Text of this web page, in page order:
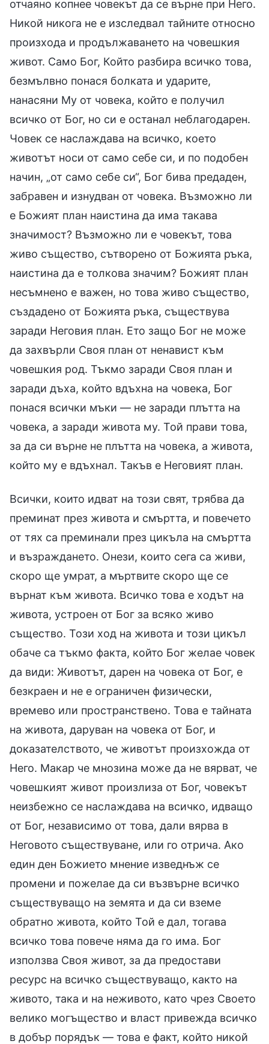
отчаяно копнее човекът да се върне при Него.
Никой никога не е изследвал тайните относно
произхода и продължаването на човешкия
живот. Само Бог, Който разбира всичко това,
безмълвно понася болката и ударите,
нанасяни Му от човека, който е получил
всичко от Бог, но си е останал неблагодарен.
Човек се наслаждава на всичко, което
животът носи от само себе си, и по подобен
начин, „от само себе си“, Бог бива предаден,
забравен и изнудван от човека. Възможно ли
е Божият план наистина да има такава
значимост? Възможно ли е човекът, това
живо същество, сътворено от Божията ръка,
наистина да е толкова значим? Божият план
несъмнено е важен, но това живо същество,
създадено от Божията ръка, съществува
заради Неговия план. Ето защо Бог не може
да захвърли Своя план от ненавист към
човешкия род. Тъкмо заради Своя план и
заради дъха, който вдъхна на човека, Бог
понася всички мъки — не заради плътта на
човека, а заради живота му. Той прави това,
за да си върне не плътта на човека, а живота,
който му е вдъхнал. Такъв е Неговият план.
Всички, които идват на този свят, трябва да
преминат през живота и смъртта, и повечето
от тях са преминали през цикъла на смъртта
и възраждането. Онези, които сега са живи,
скоро ще умрат, а мъртвите скоро ще се
върнат към живота. Всичко това е ходът на
живота, устроен от Бог за всяко живо
същество. Този ход на живота и този цикъл
обаче са тъкмо факта, който Бог желае човек
да види: Животът, дарен на човека от Бог, е
безкраен и не е ограничен физически,
времево или пространствено. Това е тайната
на живота, даруван на човека от Бог, и
доказателството, че животът произхожда от
Него. Макар че мнозина може да не вярват, че
човешкият живот произлиза от Бог, човекът
неизбежно се наслаждава на всичко, идващо
от Бог, независимо от това, дали вярва в
Неговото съществуване, или го отрича. Ако
един ден Божието мнение изведнъж се
промени и пожелае да си възвърне всичко
съществуващо на земята и да си вземе
обратно живота, който Той е дал, тогава
всичко това повече няма да го има. Бог
използва Своя живот, за да предостави
ресурс на всичко съществуващо, както на
живото, така и на неживото, като чрез Своето
велико могъщество и власт привежда всичко
в добър порядък — това е факт, който никой